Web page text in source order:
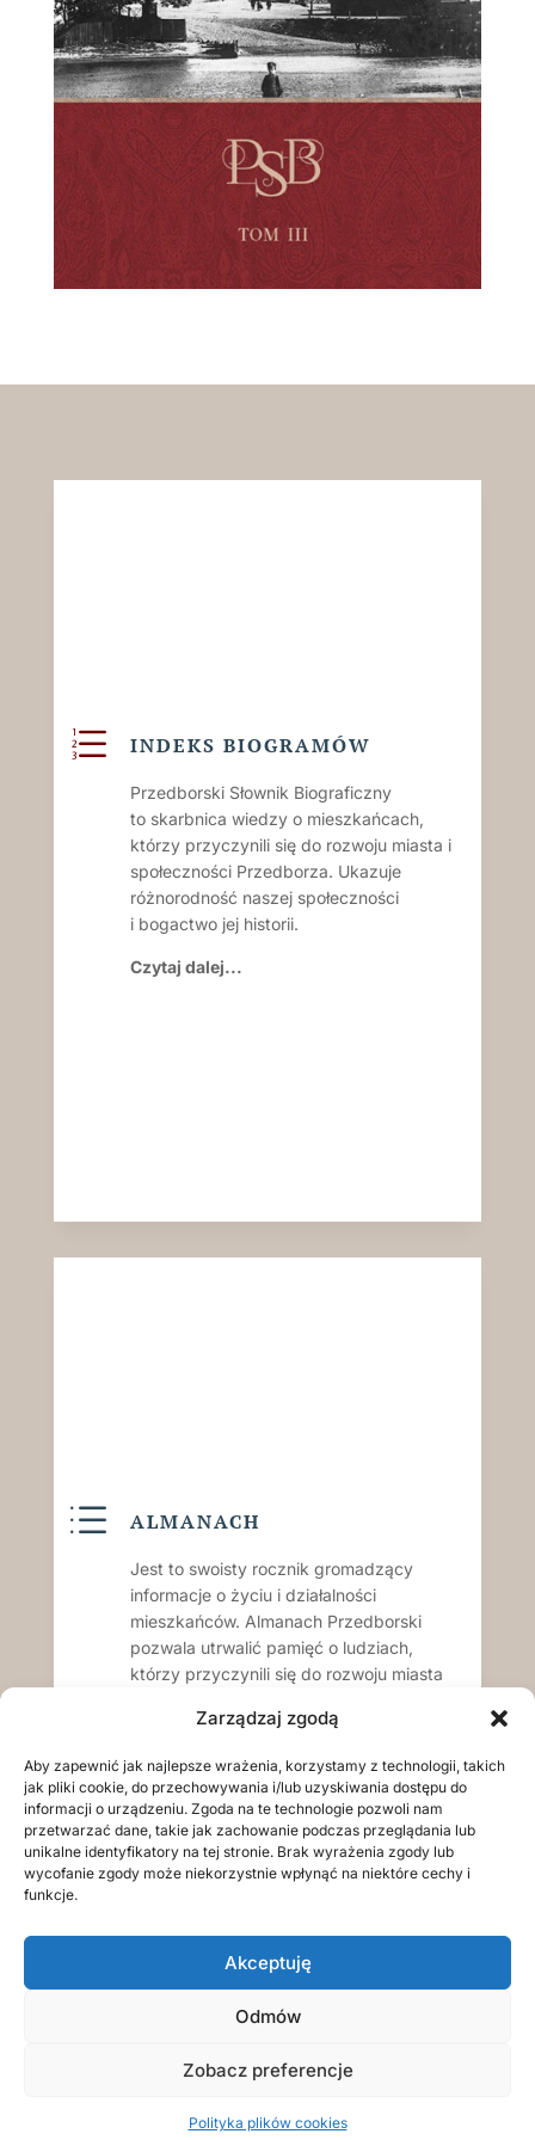
Zarządzaj zgodą
Aby zapewnić jak najlepsze wrażenia, korzystamy z technologii, takich
jak pliki cookie, do przechowywania i/lub uzyskiwania dostępu do
informacji o urządzeniu. Zgoda na te technologie pozwoli nam
przetwarzać dane, takie jak zachowanie podczas przeglądania lub
unikalne identyfikatory na tej stronie. Brak wyrażenia zgody lub
wycofanie zgody może niekorzystnie wpłynąć na niektóre cechy i
funkcje.
Akceptuję
Odmów
Zobacz preferencje
Polityka plików cookies
e INDEKS BIOGRAMÓW
Przedborski Słownik Biograficzny
to skarbnica wiedzy o mieszkańcach,
którzy przyczynili się do rozwoju miasta i
społeczności Przedborza. Ukazuje
różnorodność naszej społeczności
i bogactwo jej historii.
Czytaj dalej...
d ALMANACH
Jest to swoisty rocznik gromadzący
informacje o życiu i działalności
mieszkańców. Almanach Przedborski
pozwala utrwalić pamięć o ludziach,
którzy przyczynili się do rozwoju miasta